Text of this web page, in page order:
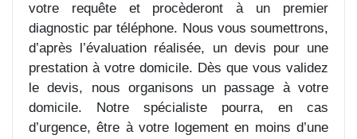
votre requête et procèderont à un premier
diagnostic par téléphone. Nous vous soumettrons,
d’après l’évaluation réalisée, un devis pour une
prestation à votre domicile. Dès que vous validez
le devis, nous organisons un passage à votre
domicile. Notre spécialiste pourra, en cas
d’urgence, être à votre logement en moins d’une